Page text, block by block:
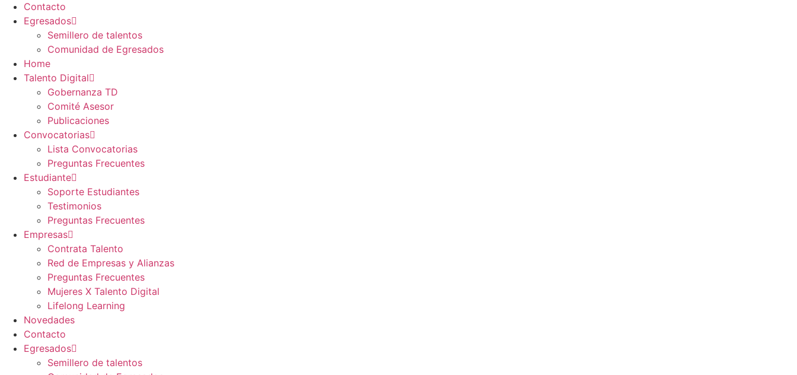
Contacto
Egresados
Semillero de talentos
Comunidad de Egresados
Home
Talento Digital
Gobernanza TD
Comité Asesor
Publicaciones
Convocatorias
Lista Convocatorias
Preguntas Frecuentes
Estudiante
Soporte Estudiantes
Testimonios
Preguntas Frecuentes
Empresas
Contrata Talento
Red de Empresas y Alianzas
Preguntas Frecuentes
Mujeres X Talento Digital
Lifelong Learning
Novedades
Contacto
Egresados
Semillero de talentos